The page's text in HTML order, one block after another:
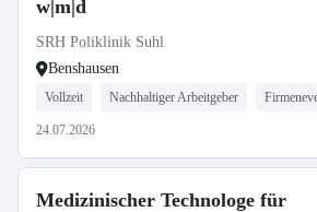
w|m|d
SRH Poliklinik Suhl
Benshausen
Vollzeit Nachhaltiger Arbeitgeber
24.07.2026
Medizinischer Technologe für